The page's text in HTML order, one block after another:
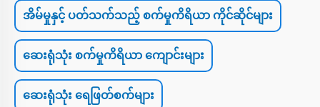
အိမ်မှုနှင့် ပတ်သက်သည့် စက်မှုကိရိယာ ကိုင်ဆိုင်များ
ဆေးရုံသုံး စက်မှုကိရိယာ ကျောင်းများ
ဆေးရုံသုံး ရေဖြတ်စက်များ